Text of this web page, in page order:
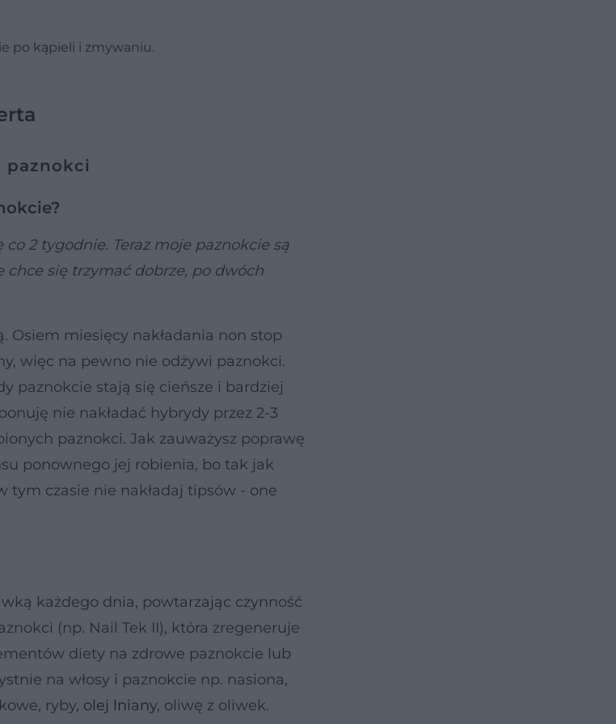
po kąpieli i zmywaniu.
paznokci
2 tygodnie. Teraz moje paznokcie są
się trzymać dobrze, po dwóch
Osiem miesięcy nakładania non stop
więc na pewno nie odżywi paznokci.
paznokcie stają się cieńsze i bardziej
nie nakładać hybrydy przez 2-3
paznokci. Jak zauważysz poprawę
ponownego jej robienia, bo tak jak
tym czasie nie nakładaj tipsów - one
każdego dnia, powtarzając czynność
(np. Nail Tek II), która zregeneruje
diety na zdrowe paznokcie lub
na włosy i paznokcie np. nasiona,
ryby, olej lniany, oliwę z oliwek.